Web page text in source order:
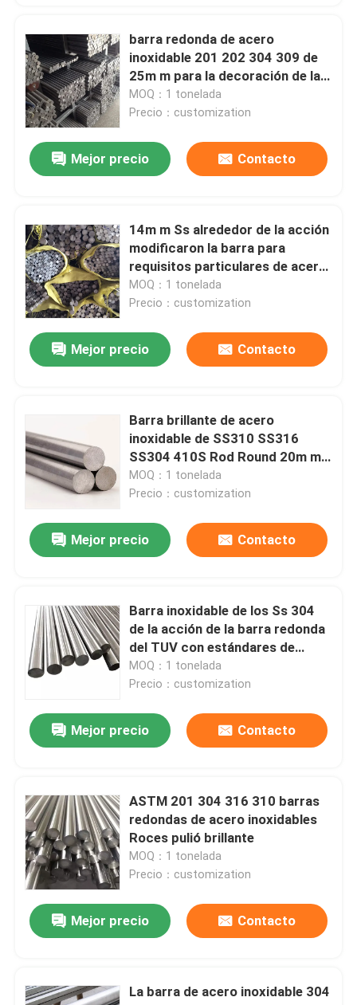
Productos
Videos
Sobre nosotros
Control de Calidad
Contacto
noticias
Solicitar una cotización
Metal de hojas de acero inoxidable
Hoja de acero inoxidable en frío
Hoja de acero inoxidable decorativa
Bobina de acero inoxidable en frío
Bobina de acero inoxidable laminada en caliente
Tubo sin soldadura de acero inoxidable
barra redonda de acero
inoxidable 201 202 304 309 de
25m m para la decoración de la
construcción
MOQ：1 tonelada
Precio：customization
Mejor precio Contacto
14m m Ss alrededor de la acción
modificaron la barra para
requisitos particulares de acero
inoxidable 410 para la
construcción
MOQ：1 tonelada
Precio：customization
Mejor precio Contacto
Barra brillante de acero
inoxidable de SS310 SS316
SS304 410S Rod Round 20m m
Ss
MOQ：1 tonelada
Precio：customization
Mejor precio Contacto
Barra inoxidable de los Ss 304
de la acción de la barra redonda
del TUV con estándares de
ASTM
MOQ：1 tonelada
Precio：customization
Mejor precio Contacto
ASTM 201 304 316 310 barras
redondas de acero inoxidables
Roces pulió brillante
MOQ：1 tonelada
Precio：customization
Mejor precio Contacto
La barra de acero inoxidable 304